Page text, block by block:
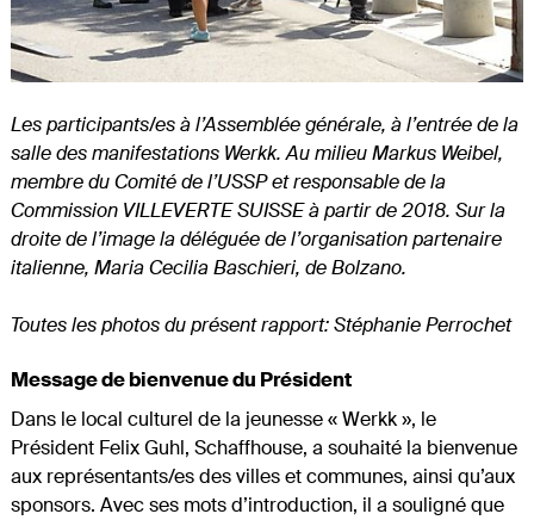
Les participants/es à l’Assemblée générale, à l’entrée de la
salle des manifestations Werkk. Au milieu Markus Weibel,
membre du Comité de l’USSP et responsable de la
Commission VILLEVERTE SUISSE à partir de 2018. Sur la
droite de l’image la déléguée de l’organisation partenaire
italienne, Maria Cecilia Baschieri, de Bolzano.
Toutes les photos du présent rapport: Stéphanie Perrochet
Message de bienvenue du Président
Dans le local culturel de la jeunesse « Werkk », le
Président Felix Guhl, Schaffhouse, a souhaité la bienvenue
aux représentants/es des villes et communes, ainsi qu’aux
sponsors. Avec ses mots d’introduction, il a souligné que